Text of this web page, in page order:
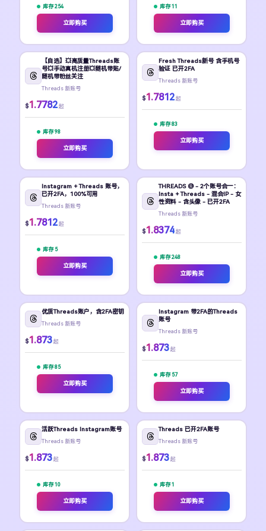
库存 254
立即购买
库存 11
立即购买
【自选】💥高质量Threads账
号💥手动真机注册💥随机带贴/
随机带粉丝关注
Threads 新账号
$1.7782 起
库存 98
立即购买
Fresh Threads新号 含手机号
验证 已开2FA
Threads 新账号
$1.7812 起
库存 83
立即购买
Instagram + Threads 账号，
已开2FA，100%可用
Threads 新账号
$1.7812 起
库存 5
立即购买
THREADS @ - 2个账号合一：
Insta + Threads - 混合IP - 女
性资料 - 含头像 - 已开2FA
Threads 新账号
$1.8374 起
库存 248
立即购买
优质Threads账户，含2FA密钥
Threads 新账号
$1.873 起
库存 85
立即购买
Instagram 带2FA的Threads
账号
Threads 新账号
$1.873 起
库存 57
立即购买
活跃Threads Instagram账号
Threads 新账号
$1.873 起
库存 10
立即购买
Threads 已开2FA账号
Threads 新账号
$1.873 起
库存 1
立即购买